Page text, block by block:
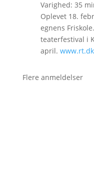
Varighed: 35
Oplevet 18.
egnens
teaterfestival i
april. www.rt.dk
Flere anmeldelser